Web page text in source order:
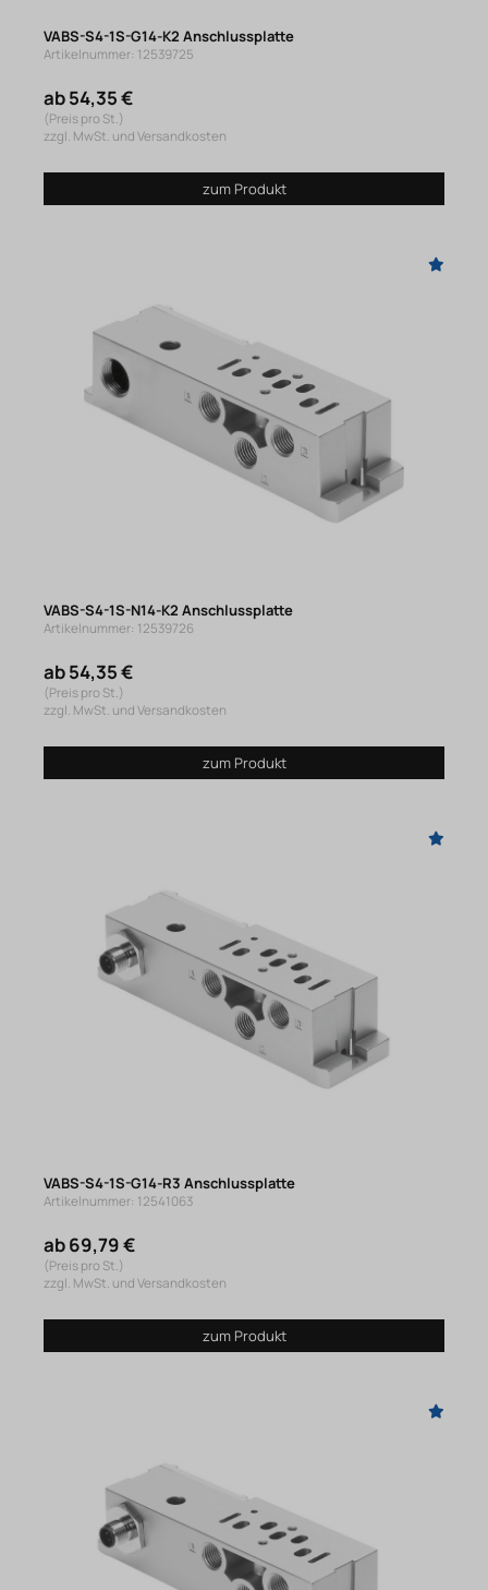
VABS-S4-1S-G14-K2 Anschlussplatte
Artikelnummer: 12539725
ab 54,35 €
(Preis pro St.)
zzgl. MwSt. und Versandkosten
zum Produkt
VABS-S4-1S-N14-K2 Anschlussplatte
Artikelnummer: 12539726
ab 54,35 €
(Preis pro St.)
zzgl. MwSt. und Versandkosten
zum Produkt
VABS-S4-1S-G14-R3 Anschlussplatte
Artikelnummer: 12541063
ab 69,79 €
(Preis pro St.)
zzgl. MwSt. und Versandkosten
zum Produkt